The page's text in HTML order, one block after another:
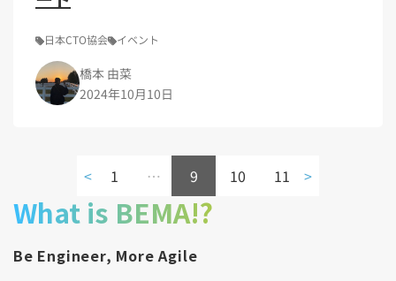
日本CTO協会 イベント
橋本 由菜
2024年10月10日
< 1 … 9 10 11 >
What is BEMA!?
Be Engineer, More Agile